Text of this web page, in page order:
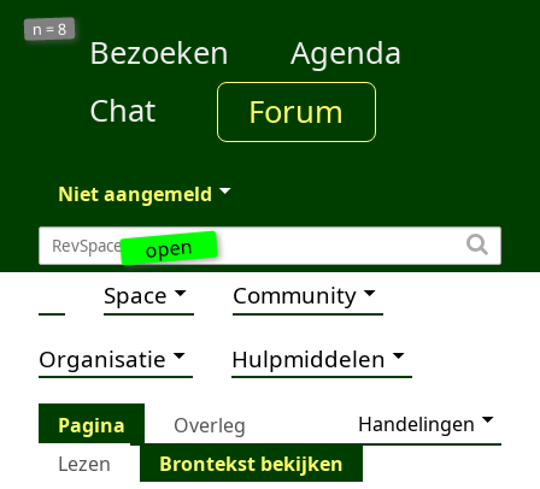
open
n =8
Bezoeken
Agenda
Chat
Forum
Niet aangemeld
Space Community
Organisatie Hulpmiddelen
Pagina Overleg
Handelingen
Lezen
Brontekst bekijken